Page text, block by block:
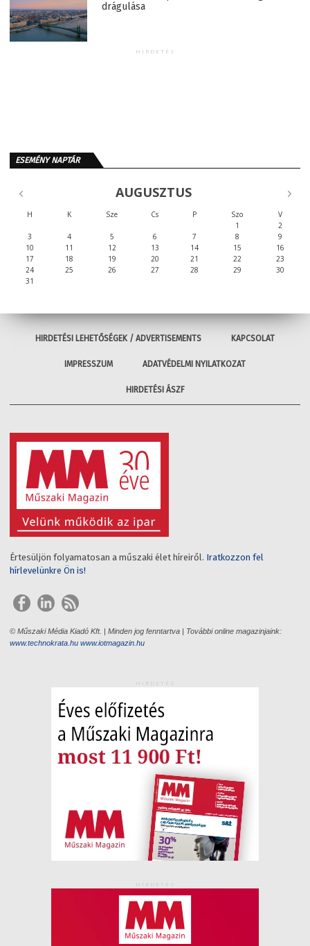
drágulása
HIRDETÉS
ESEMÉNY NAPTÁR
AUGUSZTUS
H K Sze Cs P Szo
V
1
2
3
4 5 6 7 8
9
10
11 12 13 14 15
16
17
18 19 20 21 22
23
24
25 26 27 28 29
30
31
HIRDETÉSI LEHETŐSÉGEK / ADVERTISEMENTS KAPCSOLAT
IMPRESSZUM ADATVÉDELMI NYILATKOZAT
HIRDETÉSI ÁSZF
Értesüljön folyamatosan a műszaki élet híreiről. Iratkozzon fel
hírlevelünkre Ön is!
© Műszaki Média Kiadó Kft. | Minden jog fenntartva | További online magazinjaink:
www.technokrata.hu www.iotmagazin.hu
HIRDETÉS
HIRDETÉS